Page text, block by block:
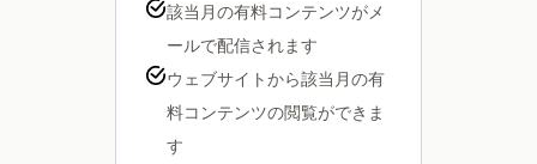
該当月の有料コンテンツがメ
ールで配信されます
ウェブサイトから該当月の有
料コンテンツの閲覧ができま
す